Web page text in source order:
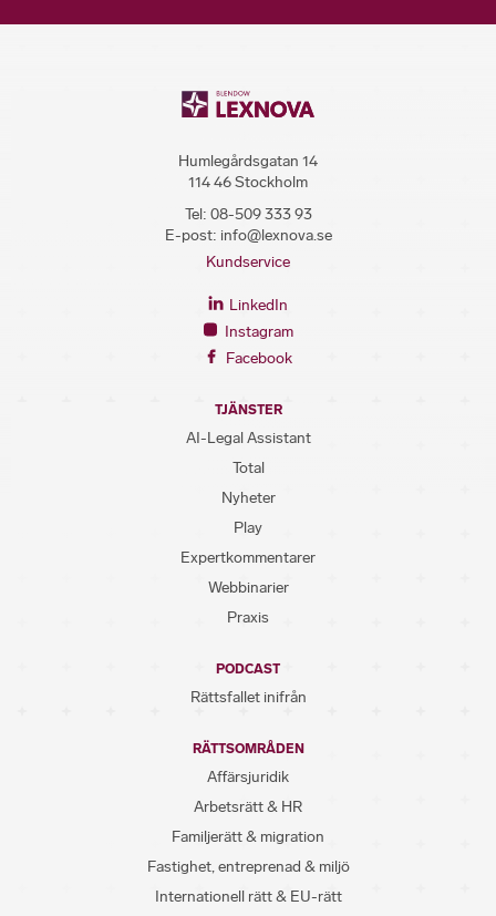
Humlegårdsgatan 14
114 46 Stockholm
Tel: 08-509 333 93
E-post: info@lexnova.se
Kundservice
LinkedIn
Instagram
Facebook
TJÄNSTER
AI-Legal Assistant
Total
Nyheter
Play
Expertkommentarer
Webbinarier
Praxis
PODCAST
Rättsfallet inifrån
RÄTTSOMRÅDEN
Affärsjuridik
Arbetsrätt & HR
Familjerätt & migration
Fastighet, entreprenad & miljö
Internationell rätt & EU-rätt